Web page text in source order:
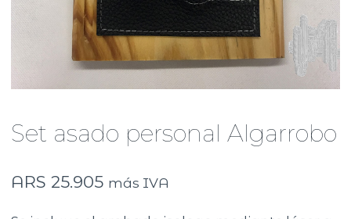
Set asado personal Algarrobo
ARS 25.905 más IVA